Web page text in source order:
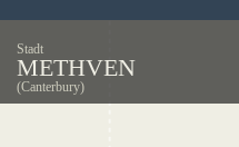
Stadt
METHVEN
(Canterbury)